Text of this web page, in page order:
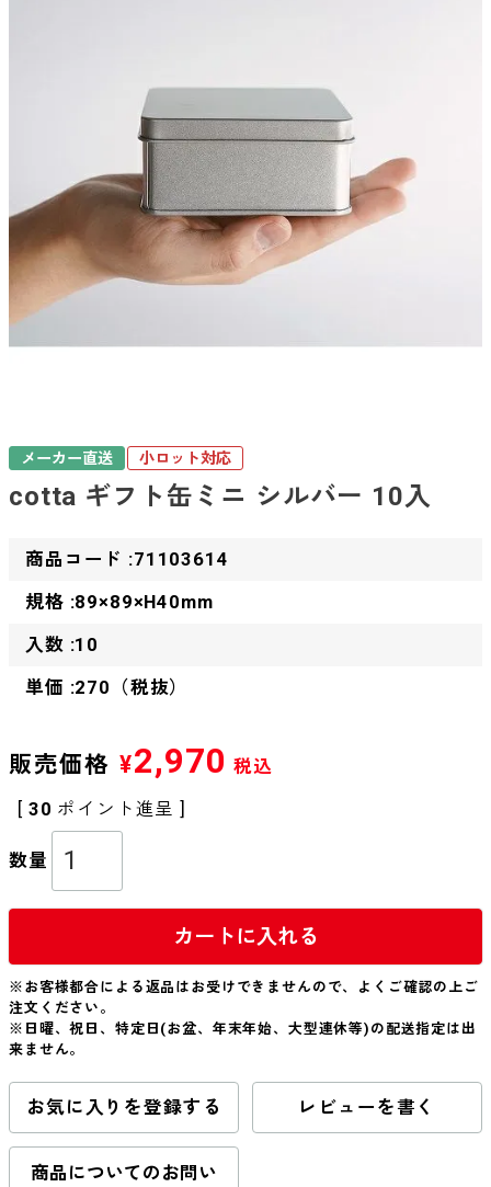
メーカー直送 小ロット対応
cotta ギフト缶ミニ シルバー 10入
商品コード :71103614
規格 :89×89×H40mm
入数 :10
単価 :270（税抜）
販売価格 ¥2,970 税込
[ 30 ポイント進呈 ]
カートに入れる
※お客様都合による返品はお受けできませんので、よくご確認の上ご
注文ください。
※日曜、祝日、特定日(お盆、年末年始、大型連休等)の配送指定は出
来ません。
お気に入りを登録する レビューを書く
商品についてのお問い